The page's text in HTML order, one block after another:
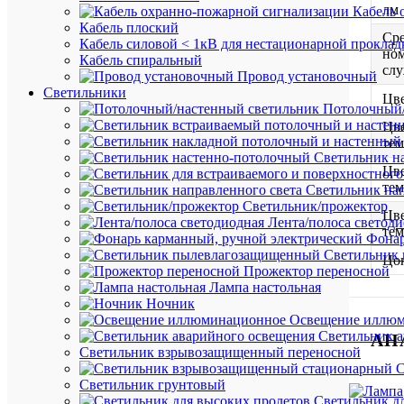
Кабель
Кабель плоский
Кабель силовой < 1кВ для нестационарной
Кабель спиральный
Провод установочный
Светильники
Светильник
Светильник
Светильник/прожектор
Лента/полоса
Прожектор переносной
Лампа настольная
Ночник
Освещение
Светильник
Светильник взрывозащищенный переносной
Светильник грунтовый
Светильник
лм